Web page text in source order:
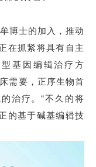
博士的加入，推动
在抓紧将具有自主
基因编辑治疗方
需要，正序生物首
治疗。“不久的将
的基于碱基编辑技